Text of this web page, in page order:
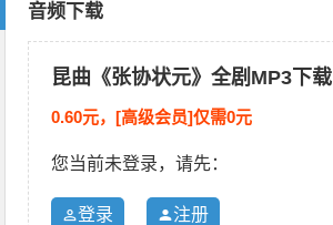
音频下载
昆曲《张协状元》全剧MP3下载
0.60元，[高级会员]仅需0元
您当前未登录，请先：
登录 注册